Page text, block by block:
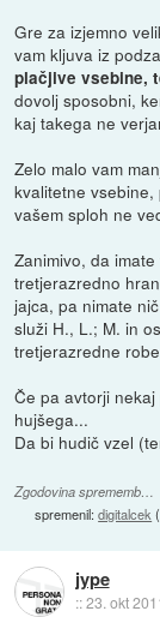
Gre za izjemno
vam kljuva iz
plačjive vsebine,
dovolj sposobni,
kaj takega ne
Zelo malo vam
kvalitetne
vašem sploh ne
Zanimivo, da
tretjerazredno
jajca, pa nimate
služi H., L.; M. in
tretjerazredne
Če pa avtorji
hujšega...
Da bi hudič vzel
Zgodovina sprememb…
spremenil:digitalcek (
jype
::23. okt